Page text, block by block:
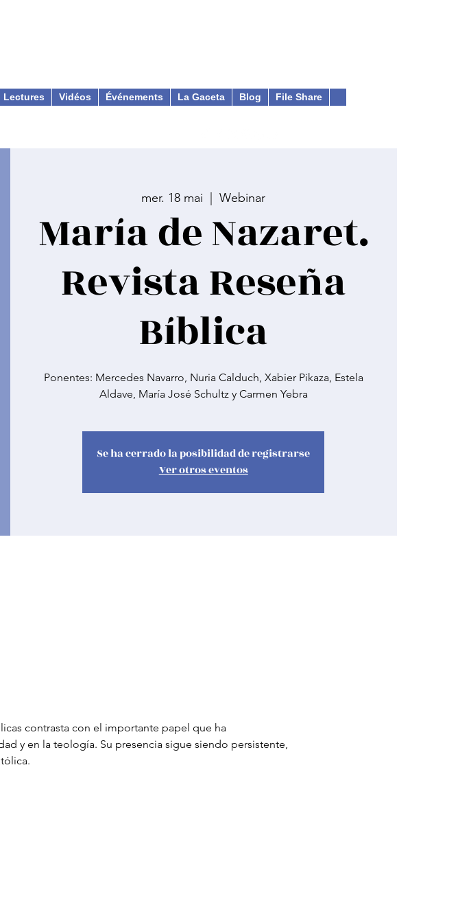
Lectures Vidéos Événements La Gaceta Blog File Share
mer. 18 mai
  |
Webinar
María de Nazaret.
Revista Reseña
Bíblica
Ponentes: Mercedes Navarro, Nuria Calduch, Xabier Pikaza, Estela
Aldave, María José Schultz y Carmen Yebra
Se ha cerrado la posibilidad de registrarse
Ver otros eventos
contrasta con el importante papel que ha
y en la teología. Su presencia sigue siendo persistente,